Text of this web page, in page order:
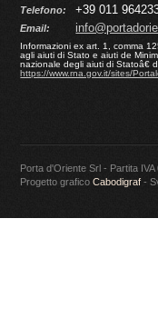
Telefono: +39 011
Email:
Informazioni ex art. 1, comma
agli aiuti di Stato e aiuti de
nazionale degli aiuti di
https://www.rna.gov.it/sites/
Porta d'Oriente Srl - Partita
Progetto graficoCabodigraf -